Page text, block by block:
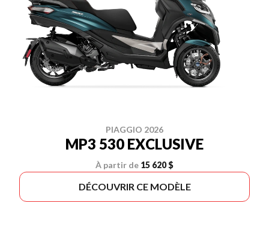
PIAGGIO 2026
MP3 530 EXCLUSIVE
À partir de 15 620 $
DÉCOUVRIR CE MODÈLE